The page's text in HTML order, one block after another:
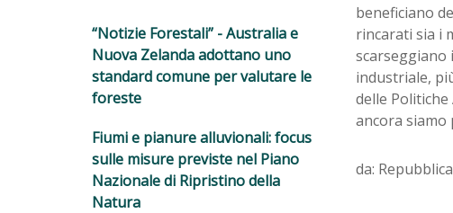
“Notizie Forestali” - Australia e
Nuova Zelanda adottano uno
standard comune per valutare le
foreste
Fiumi e pianure alluvionali: focus
sulle misure previste nel Piano
Nazionale di Ripristino della
Natura
beneficiano
rincarati sia i
scarseggiano
industriale,
delle
ancora siamo
da: